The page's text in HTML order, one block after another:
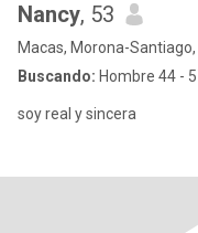
Nancy, 53
Macas, Morona-
Buscando: Hombre 44 -
soy real y sincera